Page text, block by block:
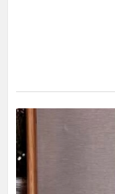
II
pakopos
„Tvarumo
bruknė“